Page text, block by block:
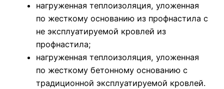
нагруженная теплоизоляция, уложенная
по жесткому основанию из профнастила с
не эксплуатируемой кровлей из
профнастила;
нагруженная теплоизоляция, уложенная
по жесткому бетонному основанию с
традиционной эксплуатируемой кровлей.